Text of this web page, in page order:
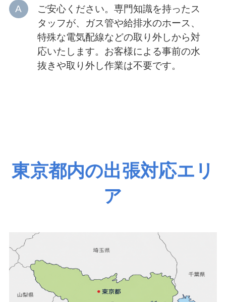
ご安心ください。専門知識を持ったス
タッフが、ガス管や給排水のホース、
特殊な電気配線などの取り外しから対
応いたします。お客様による事前の水
抜きや取り外し作業は不要です。
東京都内の出張対応エリ
ア